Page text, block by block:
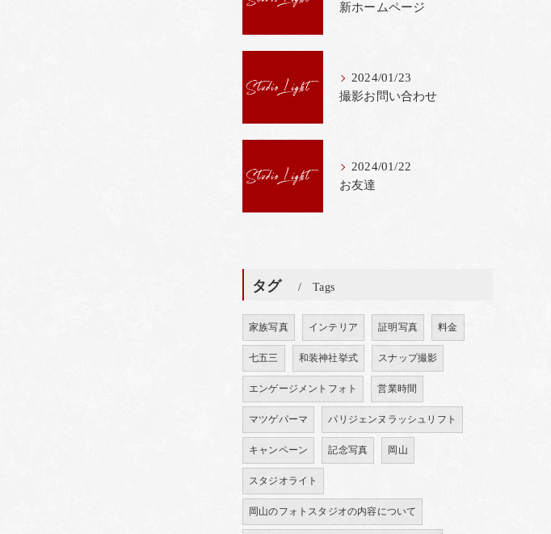
新ホームページ
2024/01/23
撮影お問い合わせ
2024/01/22
お友達
タグ Tags
家族写真 インテリア 証明写真 料金
七五三 和装神社挙式 スナップ撮影
エンゲージメントフォト 営業時間
マツゲパーマ パリジェンヌラッシュリフト
キャンペーン 記念写真 岡山
スタジオライト
岡山のフォトスタジオの内容について